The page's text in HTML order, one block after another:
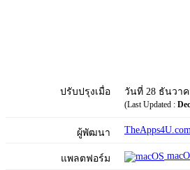
ปรับปรุงเมื่อ วันที่ 28 ธันวาค
(Last Updated :
ผู้พัฒนา
แพลตฟอร์ม